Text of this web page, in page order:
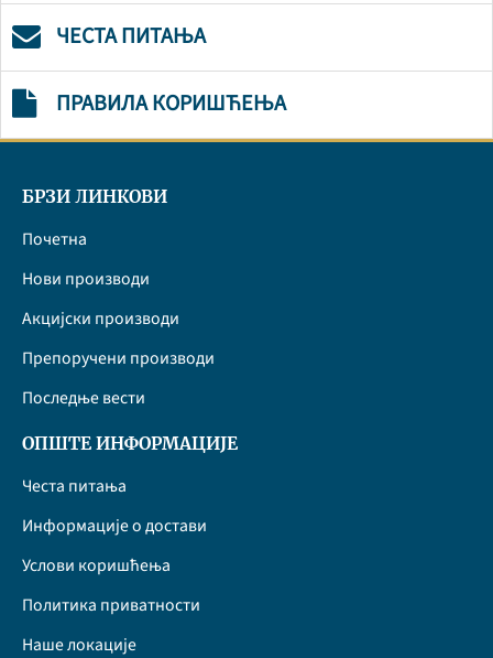
ЧЕСТА ПИТАЊА
ПРАВИЛА КОРИШЋЕЊА
БРЗИ ЛИНКОВИ
Почетна
Нови производи
Акцијски производи
Препоручени производи
Последње вести
ОПШТЕ ИНФОРМАЦИЈЕ
Честа питања
Информације о достави
Услови коришћења
Политика приватности
Наше локације